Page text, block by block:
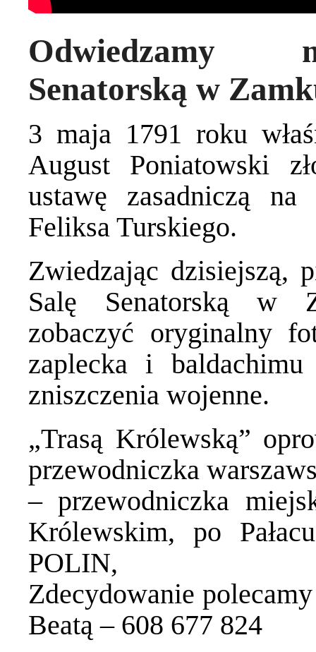
Odwiedzamy
Senatorską w
3 maja 1791 roku
August Poniatowski
ustawę zasadniczą
Feliksa Turskiego.
Zwiedzając dzisiejszą,
Salę Senatorską w
zobaczyć oryginalny
zaplecka i baldachimu
zniszczenia wojenne.
„Trasą Królewską”
przewodniczka
– przewodniczka
Królewskim, po
POLIN,
Zdecydowanie
Beatą – 608 677 824